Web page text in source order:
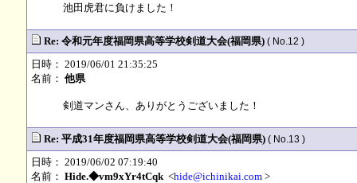
池田虎君に負けました！
Re: 令和元年度福岡県高等学校剣道大会(福岡県) ( No.12 )
日時： 2019/06/01 21:35:25
名前： 他県
剣道マンさん、ありがとうございました！
Re: 平成31年度福岡県高等学校剣道大会(福岡県) ( No.13 )
日時： 2019/06/02 07:19:40
名前： Hide.◆vm9xYr4tCqk<hide@ichinikai.com >